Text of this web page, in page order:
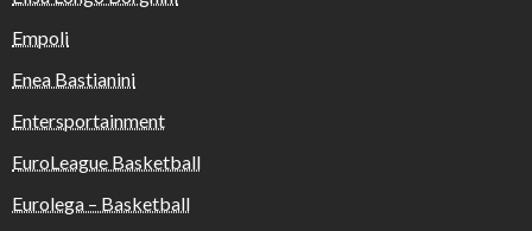
Empoli
Enea Bastianini
Entersportainment
EuroLeague Basketball
Eurolega – Basketball